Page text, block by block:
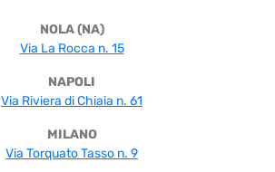
NOLA (NA)
Via La Rocca n. 15
NAPOLI
Via Riviera di Chiaia n. 61
MILANO
Via Torquato Tasso n. 9